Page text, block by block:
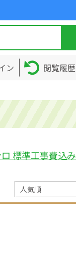
ン 閲覧履歴
標準工事費込み